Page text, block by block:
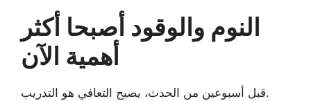
النوم والوقود أصبحا أكثر
أهمية الآن
قبل أسبوعين من الحدث، يصبح التعافي هو التدريب.